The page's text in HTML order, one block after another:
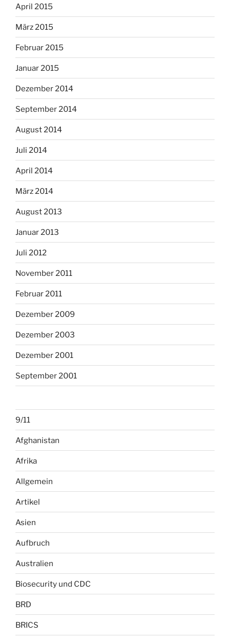
April 2015
März 2015
Februar 2015
Januar 2015
Dezember 2014
September 2014
August 2014
Juli 2014
April 2014
März 2014
August 2013
Januar 2013
Juli 2012
November 2011
Februar 2011
Dezember 2009
Dezember 2003
Dezember 2001
September 2001
9/11
Afghanistan
Afrika
Allgemein
Artikel
Asien
Aufbruch
Australien
Biosecurity und CDC
BRD
BRICS